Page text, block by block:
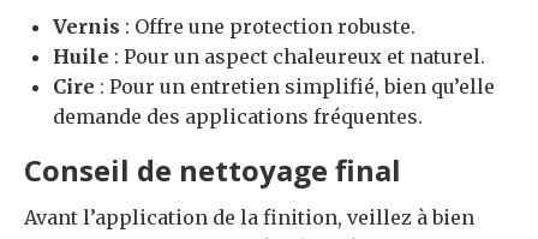
Vernis : Offre une protection robuste.
Huile : Pour un aspect chaleureux et naturel.
Cire : Pour un entretien simplifié, bien qu’elle
demande des applications fréquentes.
Conseil de nettoyage final
Avant l’application de la finition, veillez à bien